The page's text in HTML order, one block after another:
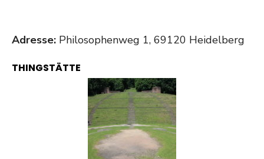
Adresse: Philosophenweg 1, 69120 Heidelberg
THINGSTÄTTE